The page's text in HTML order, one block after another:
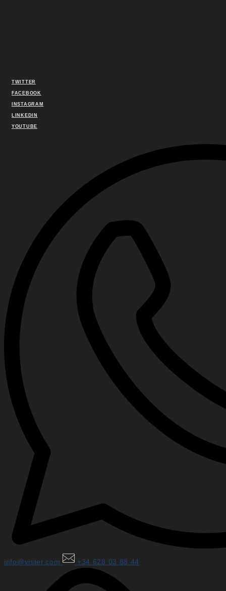
TWITTER
FACEBOOK
INSTAGRAM
LINKEDIN
YOUTUBE
info@vister.com +34 628 03 88 44